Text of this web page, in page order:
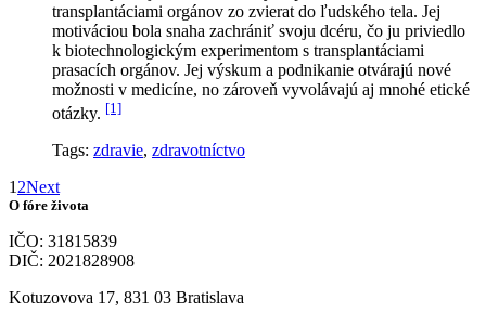
transplantáciami orgánov zo zvierat do ľudského tela. Jej
motiváciou bola snaha zachrániť svoju dcéru, čo ju priviedlo
k biotechnologickým experimentom s transplantáciami
prasacích orgánov. Jej výskum a podnikanie otvárajú nové
možnosti v medicíne, no zároveň vyvolávajú aj mnohé etické
otázky. [1]
Tags: zdravie, zdravotníctvo
1 2Next
O fóre života
IČO: 31815839
DIČ: 2021828908
Kotuzovova 17, 831 03 Bratislava